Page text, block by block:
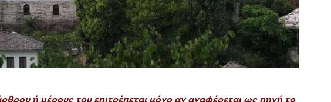
ή μέρους του επιτρέπεται μόνο αν αναφέρεται ως πηγή το